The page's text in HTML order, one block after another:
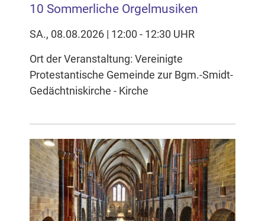
10 Sommerliche Orgelmusiken
SA., 08.08.2026 | 12:00 - 12:30 UHR
Ort der Veranstaltung: Vereinigte
Protestantische Gemeinde zur Bgm.-Smidt-
Gedächtniskirche - Kirche